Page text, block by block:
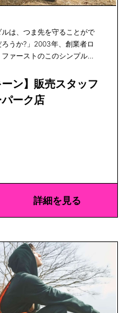
ルは、つま先を守ることがで
ろうか?」2003年、創業者ロ
ァーストのこのシンプルな
ン】販売スタッフ
パーク店
詳細を見る